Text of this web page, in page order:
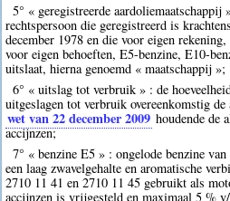
5° « geregistreerde
rechtspersoon die geregistreerd is
december 1978 en die voor eigen
voor eigen behoeften, E5-benzine, E10-
uitslaat, hierna genoemd « maatschappij »;
6° « uitslag tot verbruik » : de
uitgeslagen tot verbruik overeenkomstig
wet van 22 december 2009 houdende de
accijnzen;
7° « benzine E5 » : ongelode benzine
een laag zwavelgehalte en aromatische
2710 11 41 en 2710 11 45 gebruikt als
accijnzen is vrijgesteld en maximaal 5 %